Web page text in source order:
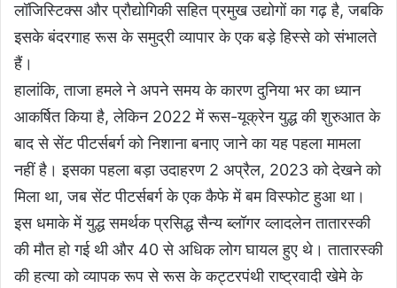
लॉजिस्टिक्स और प्रौद्योगिकी सहित प्रमुख उद्योगों का गढ़ है, जबकि
इसके बंदरगाह रूस के समुद्री व्यापार के एक बड़े हिस्से को संभालते
हैं।
हालांकि, ताजा हमले ने अपने समय के कारण दुनिया भर का ध्यान
आकर्षित किया है, लेकिन 2022 में रूस-यूक्रेन युद्ध की शुरुआत के
बाद से सेंट पीटर्सबर्ग को निशाना बनाए जाने का यह पहला मामला
नहीं है। इसका पहला बड़ा उदाहरण 2 अप्रैल, 2023 को देखने को
मिला था, जब सेंट पीटर्सबर्ग के एक कैफे में बम विस्फोट हुआ था।
इस धमाके में युद्ध समर्थक प्रसिद्ध सैन्य ब्लॉगर व्लादलेन तातारस्की
की मौत हो गई थी और 40 से अधिक लोग घायल हुए थे। तातारस्की
की हत्या को व्यापक रूप से रूस के कट्टरपंथी राष्ट्रवादी खेमे के